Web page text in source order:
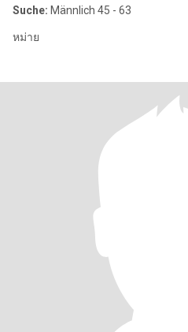
Suche: Männlich 45 - 63
หม่าย